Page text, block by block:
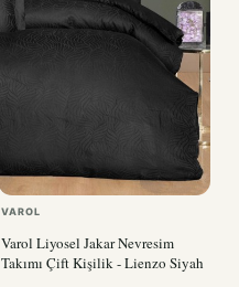
VAROL
Varol Liyosel Jakar Nevresim
Takımı Çift Kişilik - Lienzo Siyah